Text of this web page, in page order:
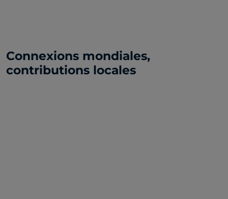
Connexions mondiales,
contributions locales